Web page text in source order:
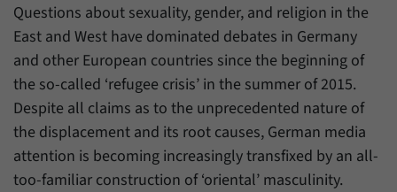
Questions about sexuality, gender, and religion in the
East and West have dominated debates in Germany
and other European countries since the beginning of
the so-called ‘refugee crisis’ in the summer of 2015.
Despite all claims as to the unprecedented nature of
the displacement and its root causes, German media
attention is becoming increasingly transfixed by an all-
too-familiar construction of ‘oriental’ masculinity.
Laufzeit 30 Minuten
Zweck
Mit diesem Cookie können wir für kurze Zeit
Daten über den aktuellen Aufenthalt von
Besuchern auf unserer Internetseite
speichern.